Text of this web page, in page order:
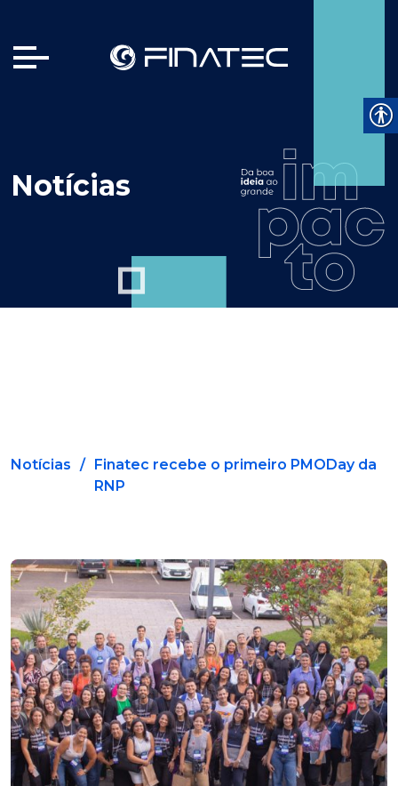
Notícias
Notícias / Finatec recebe o primeiro PMODay da
RNP